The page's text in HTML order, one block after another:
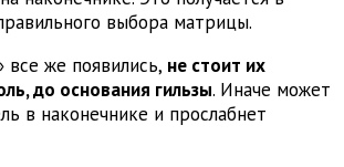
выбора матрицы.
все же появились, не стоит их
до основания гильзы. Иначе может
в наконечнике и прослабнет